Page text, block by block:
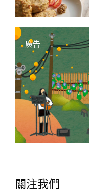
廣告
關注我們